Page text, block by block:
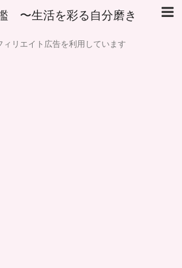
〜生活を彩る自分磨き
ィリエイト広告を利用しています